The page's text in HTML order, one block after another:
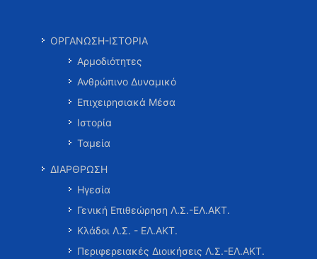
ΟΡΓΑΝΩΣΗ-ΙΣΤΟΡΙΑ
Αρμοδιότητες
Ανθρώπινο Δυναμικό
Επιχειρησιακά Μέσα
Ιστορία
Ταμεία
ΔΙΑΡΘΡΩΣΗ
Ηγεσία
Γενική Επιθεώρηση Λ.Σ.-ΕΛ.ΑΚΤ.
Κλάδοι Λ.Σ. - ΕΛ.ΑΚΤ.
Περιφερειακές Διοικήσεις Λ.Σ.-ΕΛ.ΑΚΤ.